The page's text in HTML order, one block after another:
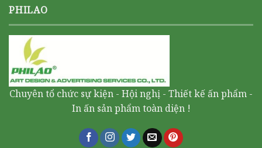
PHILAO
Chuyên tổ chức sự kiện - Hội nghị - Thiết kế ấn phẩm -
In ấn sản phẩm toàn diện !